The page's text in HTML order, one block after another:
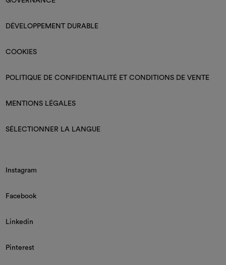
DÉVELOPPEMENT DURABLE
COOKIES
POLITIQUE DE CONFIDENTIALITÉ ET CONDITIONS DE VENTE
MENTIONS LÉGALES
SÉLECTIONNER LA LANGUE
Instagram
Facebook
Linkedin
Pinterest